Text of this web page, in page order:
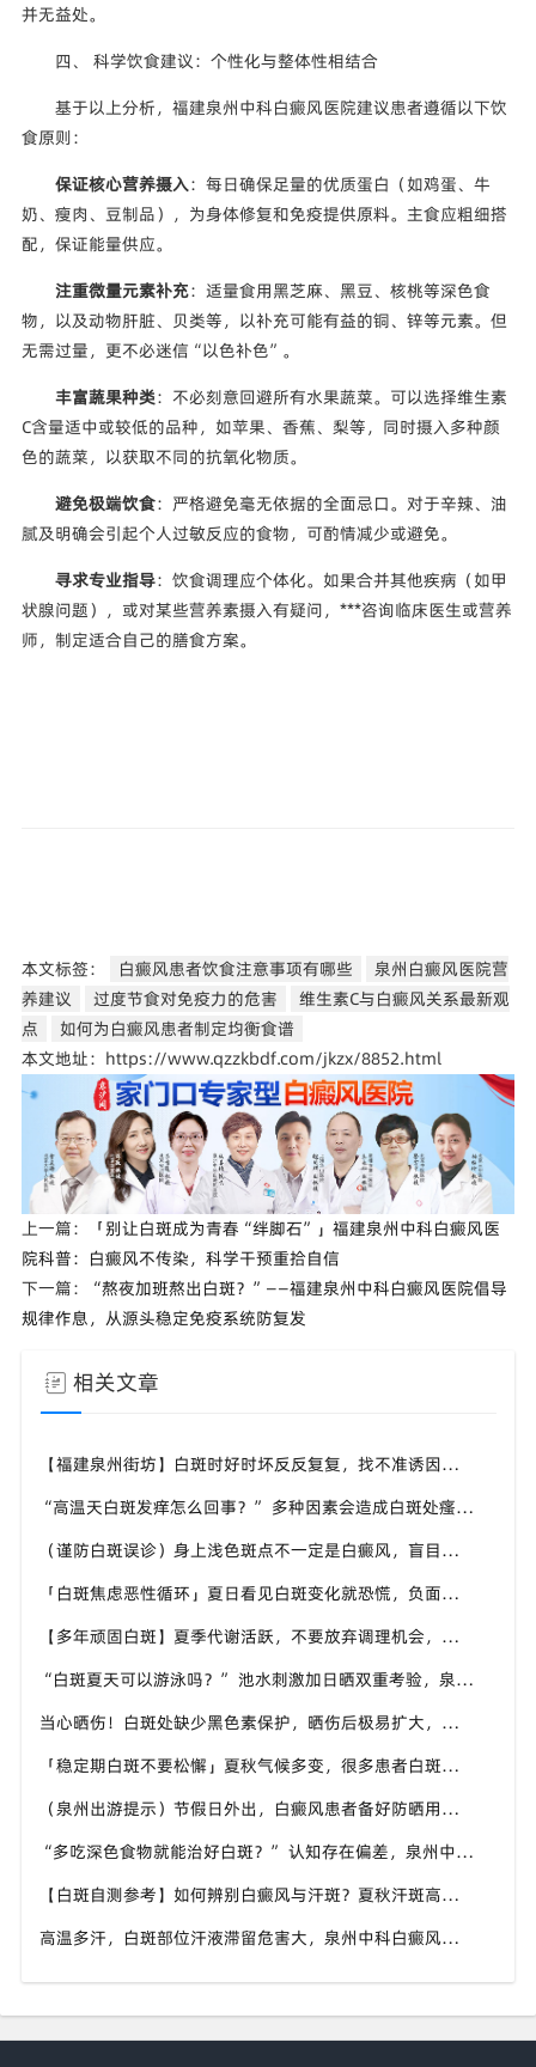
并无益处。
四、 科学饮食建议：个性化与整体性相结合
基于以上分析，福建泉州中科白癜风医院建议患者遵循以下饮
食原则：
保证核心营养摄入：每日确保足量的优质蛋白（如鸡蛋、牛
奶、瘦肉、豆制品），为身体修复和免疫提供原料。主食应粗细搭
配，保证能量供应。
注重微量元素补充：适量食用黑芝麻、黑豆、核桃等深色食
物，以及动物肝脏、贝类等，以补充可能有益的铜、锌等元素。但
无需过量，更不必迷信“以色补色”。
丰富蔬果种类：不必刻意回避所有水果蔬菜。可以选择维生素
C含量适中或较低的品种，如苹果、香蕉、梨等，同时摄入多种颜
色的蔬菜，以获取不同的抗氧化物质。
避免极端饮食：严格避免毫无依据的全面忌口。对于辛辣、油
腻及明确会引起个人过敏反应的食物，可酌情减少或避免。
寻求专业指导：饮食调理应个体化。如果合并其他疾病（如甲
状腺问题），或对某些营养素摄入有疑问，***咨询临床医生或营养
师，制定适合自己的膳食方案。
本文标签： 白癜风患者饮食注意事项有哪些
泉州白癜风医院营
养建议
过度节食对免疫力的危害
维生素C与白癜风关系最新观
点
如何为白癜风患者制定均衡食谱
本文地址：https://www.qzzkbdf.com/jkzx/8852.html
上一篇：
「别让白斑成为青春“绊脚石”」福建泉州中科白癜风医
院科普：白癜风不传染，科学干预重拾自信
下一篇：
“熬夜加班熬出白斑？”——福建泉州中科白癜风医院倡导
规律作息，从源头稳定免疫系统防复发
相关文章
【福建泉州街坊】白斑时好时坏反反复复，找不准诱因，泉州中科白癜风医院帮梳理夏季白斑波动各类诱因
“高温天白斑发痒怎么回事？” 多种因素会造成白斑处瘙痒，泉州中科白癜风医院讲解白斑发痒的处理方式
（谨防白斑误诊）身上浅色斑点不一定是白癜风，盲目用药危害皮肤，泉州中科白癜风医院建议先明确白斑类型
「白斑焦虑恶性循环」夏日看见白斑变化就恐慌，负面情绪反加重病情，泉州中科白癜风医院呼吁放平心态应对
【多年顽固白斑】夏季代谢活跃，不要放弃调理机会，泉州中科白癜风医院建议结合自身情况定制改善思路
“白斑夏天可以游泳吗？” 池水刺激加日晒双重考验，泉州中科白癜风医院告知白癜风人群游泳防护要点
当心晒伤！白斑处缺少黑色素保护，晒伤后极易扩大，泉州中科白癜风医院教白癜风患者科学抵御日晒
「稳定期白斑不要松懈」夏秋气候多变，很多患者白斑再度活跃，泉州中科白癜风医院定期复查很重要
（泉州出游提示）节假日外出，白癜风患者备好防晒用品，泉州中科白癜风医院避开白斑扩散各类诱因
“多吃深色食物就能治好白斑？” 认知存在偏差，泉州中科白癜风医院科普白癜风营养补充正确方式
【白斑自测参考】如何辨别白癜风与汗斑？夏秋汗斑高发易混淆，泉州中科白癜风医院专业鉴别白斑类型
高温多汗，白斑部位汗液滞留危害大，泉州中科白癜风医院提醒白癜风患者出汗后及时清洁肌肤